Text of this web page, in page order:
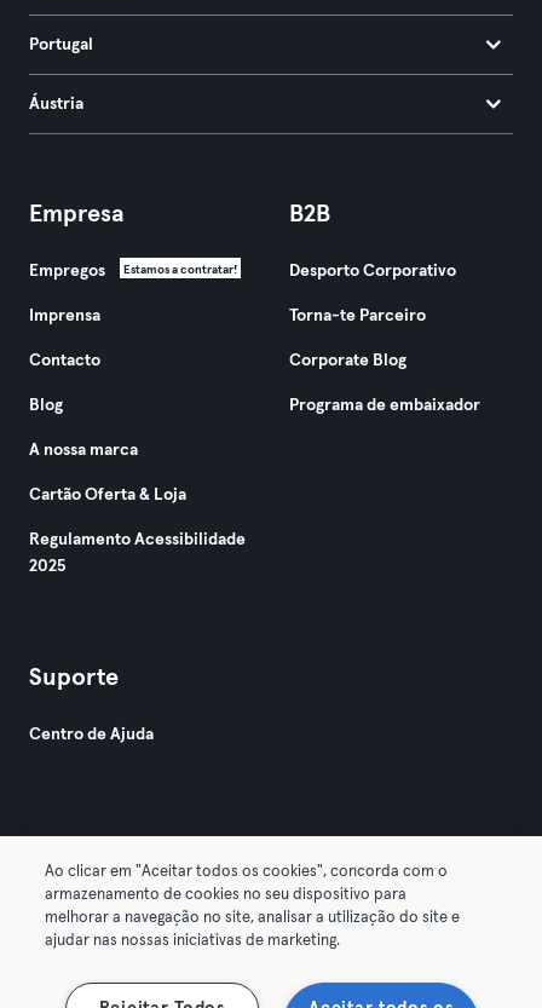
Portugal
Áustria
Empresa
Empregos Estamos a contratar!
Imprensa
Contacto
Blog
A nossa marca
Cartão Oferta & Loja
Regulamento Acessibilidade
2025
B2B
Desporto Corporativo
Torna-te Parceiro
Corporate Blog
Programa de embaixador
Suporte
Centro de Ajuda
© 2026 Urban Sports Group GmbH. All rights reserved.
Termos & Condições Privacidade
Rescindir contratos aqui Cancelar contratos aqui
Ao clicar em "Aceitar todos os cookies", concorda com o
armazenamento de cookies no seu dispositivo para
melhorar a navegação no site, analisar a utilização do site e
ajudar nas nossas iniciativas de marketing.